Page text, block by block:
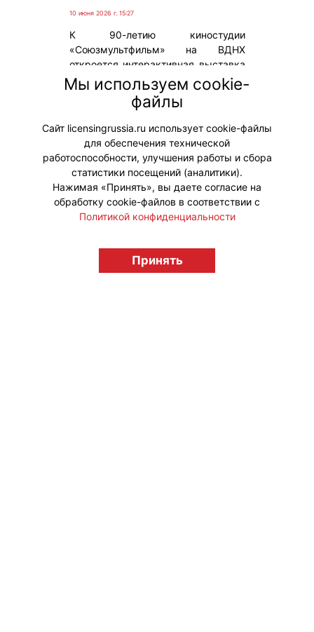
10 июня 2026 г. 15:27
К 90-летию киностудии
«Союзмультфильм» на ВДНХ
откроется интерактивная выставка
«Фабрика чудес», которая позволит
посетителям познакомиться с
процессом создания анимации и
героями легендарной студии.
#ПродвижениеБренда
licensingrussia.ru, 2009-2026 12+
Мы используем cookie-
файлы
Сайт licensingrussia.ru использует cookie-файлы
для обеспечения технической
работоспособности, улучшения работы и сбора
статистики посещений (аналитики).
Нажимая «Принять», вы даете согласие на
обработку cookie-файлов в соответствии с
Политикой конфиденциальности
Принять